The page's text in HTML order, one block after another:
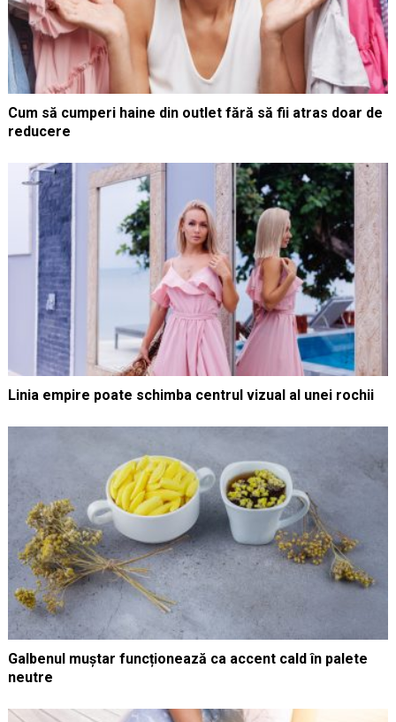
Cum să cumperi haine din outlet fără să fii atras doar de
reducere
Linia empire poate schimba centrul vizual al unei rochii
Galbenul muștar funcționează ca accent cald în palete
neutre